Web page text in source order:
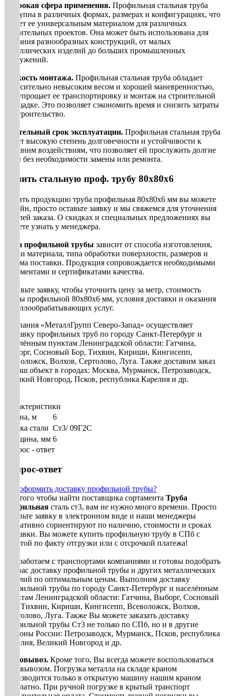
Широкая сфера применения. Профильная стальная труба
доступна в различных формах, размерах и конфигурациях, что
делает ее универсальным материалом для различных
строительных проектов. Она может быть использована для
создания разнообразных конструкций, от малых
металлических изделий до больших промышленных
сооружений.
Легкость монтажа. Профильная стальная труба обладает
относительно невысоким весом и хорошей маневренностью,
что упрощает ее транспортировку и монтаж на строительной
площадке. Это позволяет сэкономить время и снизить затраты
на строительство.
Длительный срок эксплуатации. Профильная стальная труба
имеет высокую степень долговечности и устойчивости к
внешним воздействиям, что позволяет ей прослужить долгие
годы без необходимости замены или ремонта.
Купить стальную проф. трубу 80х80х6
Купить продукцию труба профильная 80х80х6 мм вы можете
онлайн, просто оставьте заявку и мы свяжемся для уточнения
деталей заказа. О скидках и специальных предложениях вы
можете узнать у менеджера.
Цена профильной трубы зависит от способа изготовления,
марки материала, типа обработки поверхности, размеров и
объема поставки. Продукция сопровождается необходимыми
документами и сертификатами качества.
Оставьте заявку, чтобы уточнить цену за метр, стоимость
трубы профильной 80х80х6 мм, условия доставки и оказания
металлообрабатывающих услуг.
Компания «МеталлГрупп Северо-Запад» осуществляет
доставку профильных труб по городу Санкт-Петербург и
населённым пунктам Ленинградской области: Гатчина,
Выборг, Сосновый Бор, Тихвин, Кириши, Кингисепп,
Всеволожск, Волхов, Сертолово, Луга. Также доставим заказ
на ваш объект в городах: Москва, Мурманск, Петрозаводск,
Великий Новгород, Псков, республика Карелия и др.
Характеристики
Длина, м
6
Марка стали Ст3/ 09Г2С
Толщина, мм 6
Вопрос - ответ
Вопрос-ответ
Как оформить доставку профильной трубы?
Для того чтобы найти поставщика сортамента Труба
профильная сталь ст3, вам не нужно много времени. Просто
оставьте заявку в электронном виде и наши менеджеры
оперативно сориентируют по наличию, стоимости и сроках
доставки. Вы можете купить профильную трубу в СПб с
оплатой по факту отгрузки или с отсрочкой платежа!
Мы работаем с транспортами компаниями и готовы подобрать
для вас доставку профильной трубы и других металлических
изделий по оптимальным ценам. Выполним доставку
профильной трубы по городу Санкт-Петербург и населённым
пунктам Ленинградской области: Гатчина, Выборг, Сосновый
Бор, Тихвин, Кириши, Кингисепп, Всеволожск, Волхов,
Сертолово, Луга. Также Вы можете заказать доставку
профильной трубы Ст3 не только по СПб, но и в другие
регионы России: Петрозаводск, Мурманск, Псков, республика
Карелия, Великий Новгород и др.
Самовывоз. Кроме того, Вы всегда можете воспользоваться
самовывозом. Погрузка металла на складе краном
производится только в открытую машину нашим краном
бесплатно. При ручной погрузке в крытый транспорт